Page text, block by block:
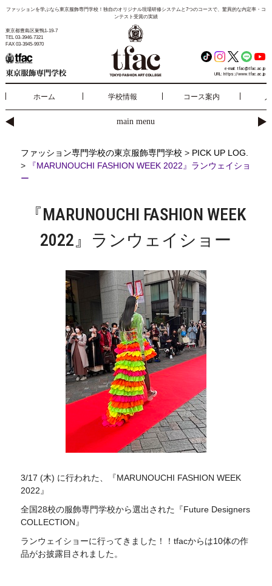
ファッションを学ぶなら東京服飾専門学校！独自のオリジナル現場研修システムと7つのコースで、驚異的な内定率・コ
ンテスト受賞の実績
東京都豊島区巣鴨1-19-7
TEL 03-3946-7321
FAX 03-3945-9970
e-mail: tfac@tfac.ac.jp
URL: https://www.tfac.ac.jp
ホーム 学校情報 コース案内
main menu
ファッション専門学校の東京服飾専門学校 > PICK UP LOG.
>
『MARUNOUCHI FASHION WEEK 2022』ランウェイショ
ー
『MARUNOUCHI FASHION WEEK
2022』ランウェイショー
3/17 (木) に行われた、『MARUNOUCHI FASHION WEEK
2022』
全国28校の服飾専門学校から選出された『Future Designers
COLLECTION』
ランウェイショーに行ってきました！！tfacからは10体の作
品がお披露目されました。